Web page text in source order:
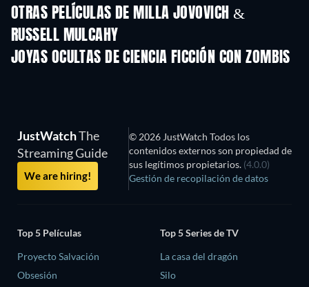
OTRAS PELÍCULAS DE MILLA JOVOVICH &
RUSSELL MULCAHY
JOYAS OCULTAS DE CIENCIA FICCIÓN CON ZOMBIS
TV
JustWatchThe
Streaming Guide
We are hiring!
© 2026 JustWatch Todos los
contenidos externos son propiedad de
sus legítimos propietarios. (4.0.0)
Gestión de recopilación de datos
Top 5 Películas
Proyecto Salvación
Obsesión
Top 5 Series de TV
La casa del dragón
Silo